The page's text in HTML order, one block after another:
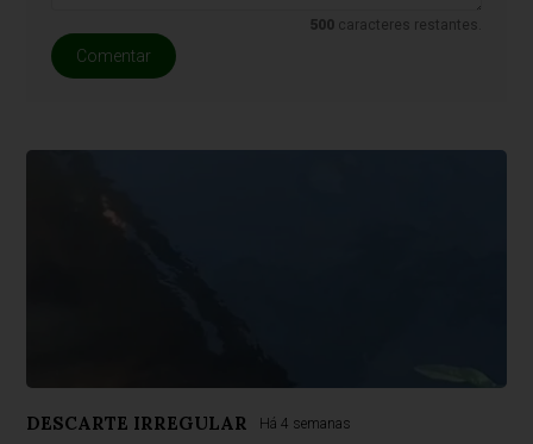
500 caracteres restantes.
Comentar
DESCARTE IRREGULAR Há 4 semanas